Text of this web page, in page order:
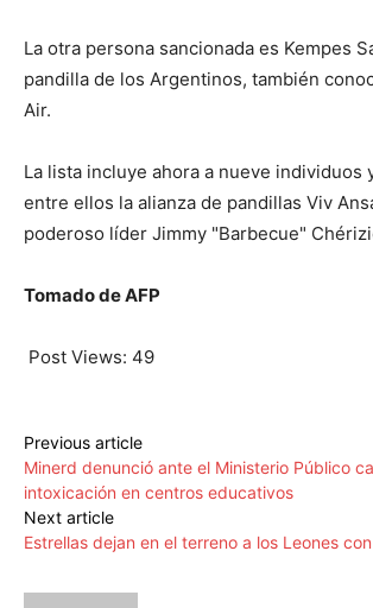
La otra persona sancionada es Kempes
pandilla de los Argentinos, también
Air.
La lista incluye ahora a nueve individuos
entre ellos la alianza de pandillas Viv
poderoso líder Jimmy "Barbecue"
Tomado de AFP
Post Views: 49
Previous article
Minerd denunció ante el Ministerio Público
intoxicación en centros educativos
Next article
Estrellas dejan en el terreno a los Leones